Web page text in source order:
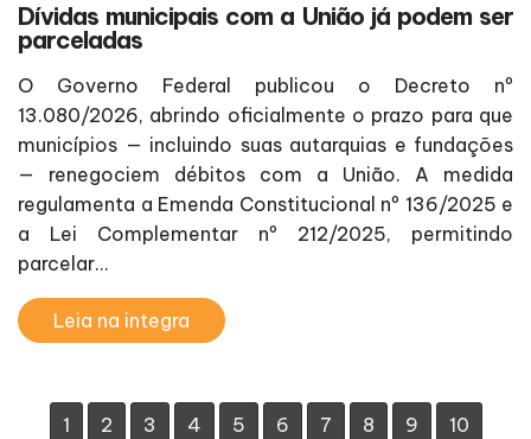
Dívidas municipais com a União já podem ser
parceladas
O Governo Federal publicou o Decreto nº
13.080/2026, abrindo oficialmente o prazo para que
municípios — incluindo suas autarquias e fundações
— renegociem débitos com a União. A medida
regulamenta a Emenda Constitucional nº 136/2025 e
a Lei Complementar nº 212/2025, permitindo
parcelar...
Leia na integra
1 2 3 4 5 6 7 8 9 10